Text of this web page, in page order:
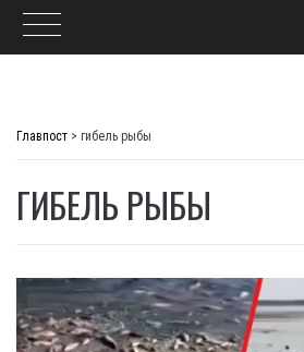
Главпост > гибель рыбы
ГИБЕЛЬ РЫБЫ